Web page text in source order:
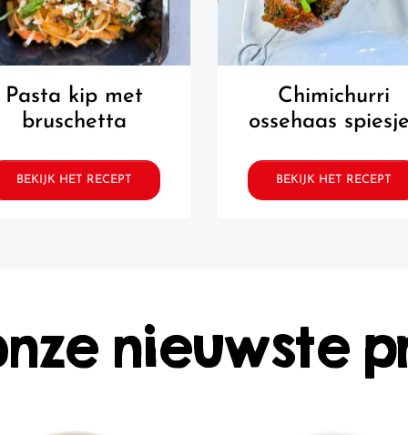
pasta kip met
bruschetta
BEKIJK HET RECEPT
chimichurri
ossehaas
BEKIJK HET RECEPT
nieuwste